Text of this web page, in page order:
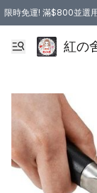
限時免運! 滿$800並選
紅の